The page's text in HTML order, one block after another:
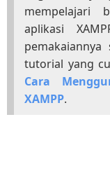
mempelajari
aplikasi
tutorial yang
Cara
XAMPP.